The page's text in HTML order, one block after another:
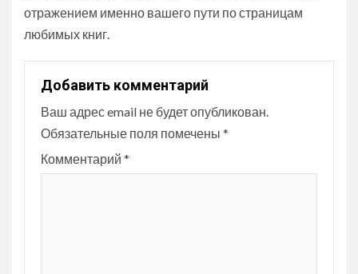
отражением именно вашего пути по страницам
любимых книг.
Добавить комментарий
Ваш адрес email не будет опубликован.
Обязательные поля помечены *
Комментарий *